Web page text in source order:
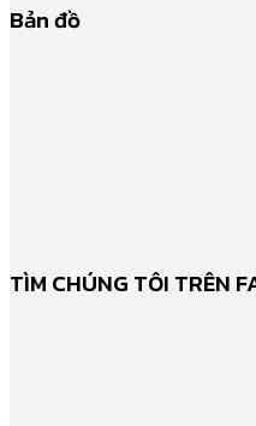
Bản đồ
TÌM CHÚNG TÔI TRÊN